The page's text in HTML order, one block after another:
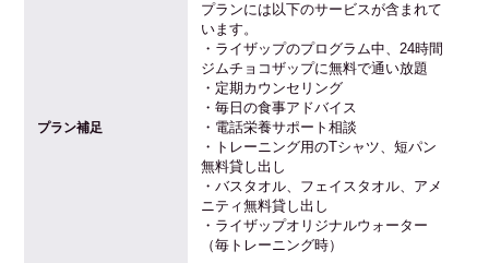
プラン補足
プランには以下のサービスが含まれて
います。
・ライザップのプログラム中、24時間
ジムチョコザップに無料で通い放題
・定期カウンセリング
・毎日の食事アドバイス
・電話栄養サポート相談
・トレーニング用のTシャツ、短パン
無料貸し出し
・バスタオル、フェイスタオル、アメ
ニティ無料貸し出し
・ライザップオリジナルウォーター
（毎トレーニング時）